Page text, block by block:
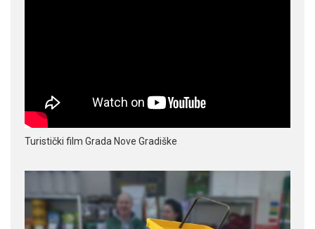
Turistički film Grada Nove Gradiške